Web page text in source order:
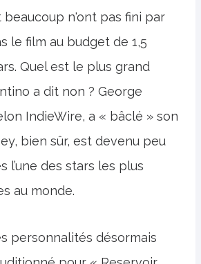
beaucoup n'ont pas fini par
le film au budget de 1,5
Quel est le plus grand
a dit non ? George
IndieWire, a « bâclé » son
bien sûr, est devenu peu
l’une des stars les plus
au monde.
personnalités désormais